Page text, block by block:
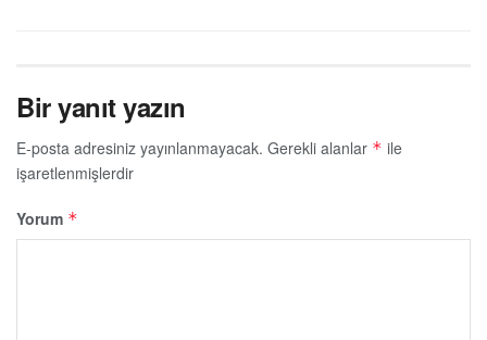
Bir yanıt yazın
E-posta adresiniz yayınlanmayacak. Gerekli alanlar * ile
işaretlenmişlerdir
Yorum *